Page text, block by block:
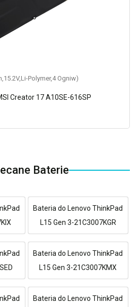
Polymer,4 Ogniw)
Creator 17 A10SE-616SP
Baterie
Bateria do Lenovo ThinkPad
L15 Gen 3-21C3007KGR
Bateria do Lenovo ThinkPad
L15 Gen 3-21C3007KMX
Bateria do Lenovo ThinkPad